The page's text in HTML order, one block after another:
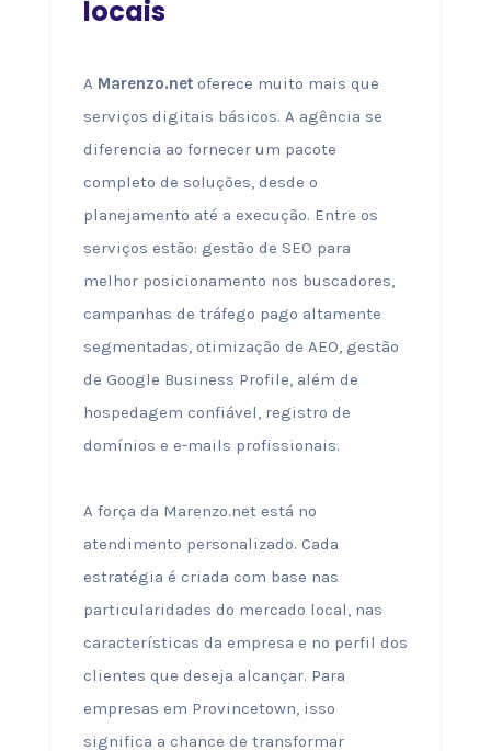
locais
A Marenzo.netoferece muito mais que
serviços digitais básicos. A agência se
diferencia ao fornecer um pacote
completo de soluções, desde o
planejamento até a execução. Entre os
serviços estão: gestão de SEO para
melhor posicionamento nos buscadores,
campanhas de tráfego pago altamente
segmentadas, otimização de AEO, gestão
de Google Business Profile, além de
hospedagem confiável, registro de
domínios e e-mails profissionais.
A força da Marenzo.net está no
atendimento personalizado. Cada
estratégia é criada com base nas
particularidades do mercado local, nas
características da empresa e no perfil dos
clientes que deseja alcançar. Para
empresas em Provincetown, isso
significa a chance de transformar